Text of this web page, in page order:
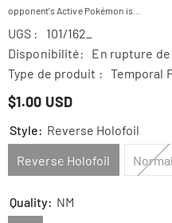
opponent's Active Pokémon is...
UGS :
101/162_
Disponibilité:
En rupture
Type de produit : Temporal
$1.00 USD
Style: Reverse Holofoil
Reverse Holofoil
Normal
Quality: NM